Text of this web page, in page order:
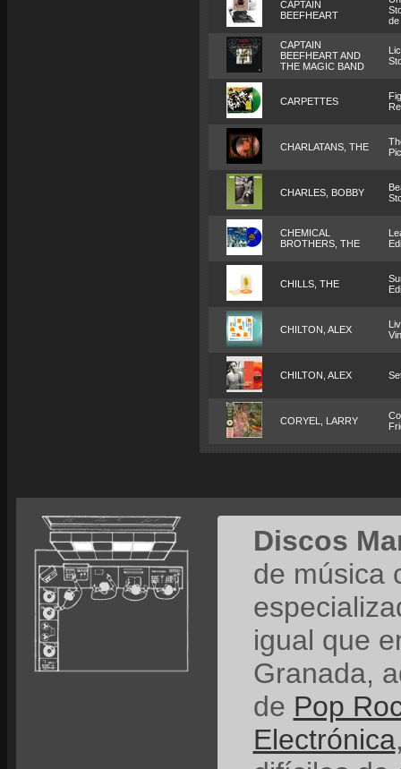
CAPTAIN
BEEFHEART
de
CAPTAIN
BEEFHEART AND
THE MAGIC BAND
CARPETTES
CHARLATANS, THE
CHARLES, BOBBY
CHEMICAL
BROTHERS, THE
CHILLS, THE
CHILTON, ALEX
CHILTON, ALEX
CORYEL, LARRY
Discos
de música
igual que
Granada,
de Pop
Electrónica